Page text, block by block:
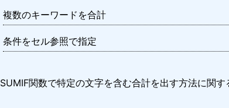
複数のキーワードを合計
条件をセル参照で指定
SUMIF関数で特定の文字を含む合計を出す方法に関す